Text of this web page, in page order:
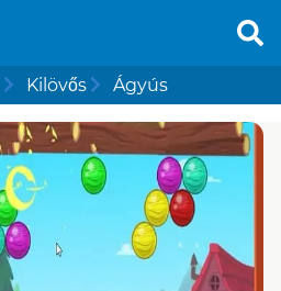
Kilövős Ágyús